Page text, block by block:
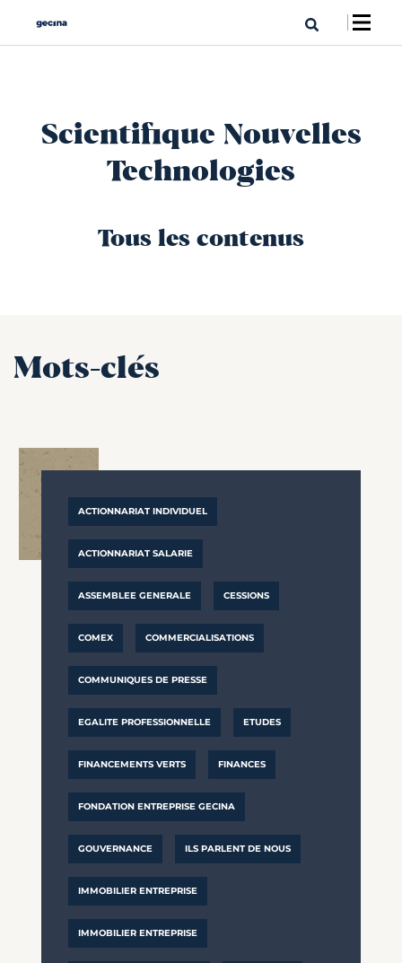
Scientifique Nouvelles
Technologies
Tous les contenus
Mots-clés
ACTIONNARIAT INDIVIDUEL
ACTIONNARIAT SALARIE
ASSEMBLEE GENERALE CESSIONS
COMEX COMMERCIALISATIONS
COMMUNIQUES DE PRESSE
EGALITE PROFESSIONNELLE ETUDES
FINANCEMENTS VERTS FINANCES
FONDATION ENTREPRISE GECINA
GOUVERNANCE ILS PARLENT DE NOUS
IMMOBILIER ENTREPRISE
IMMOBILIER ENTREPRISE